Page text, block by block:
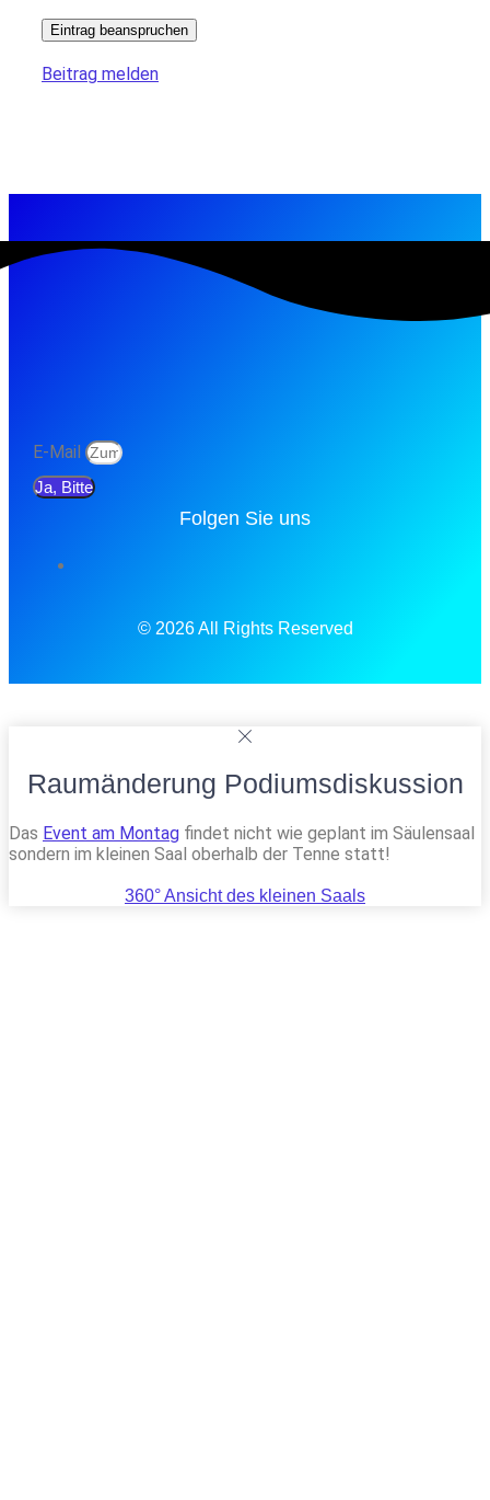
Eintrag beanspruchen
Beitrag melden
E-Mail
Ja, Bitte
Folgen Sie uns
© 2026 All Rights Reserved
Raumänderung Podiumsdiskussion
Das Event am Montag findet nicht wie geplant im Säulensaal
sondern im kleinen Saal oberhalb der Tenne statt!
360° Ansicht des kleinen Saals